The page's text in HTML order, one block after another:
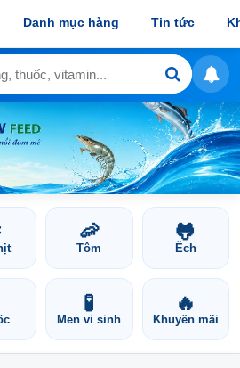
🦐
Tôm
🐸
Ếch
🧪
Men vi sinh
🔥
Khuyến mãi
Danh mục hàng Tin tức